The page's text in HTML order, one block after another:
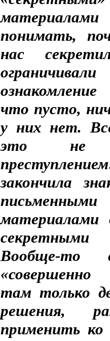
понимать,
нас
ограничивали
что пусто,
у них нет.
это не
закончила
письменными
материалами
Вообще-то
«совершенно
там только
решения,
применить ко